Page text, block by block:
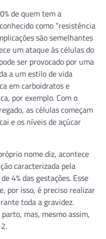
de quem tem a
como “resistência
são semelhantes
um ataque às células do
ser provocado por uma
a um estilo de vida
em carboidratos e
por exemplo. Com o
as células começam
e os níveis de açúcar
nome diz, acontece
caracterizada pela
4% das gestações. Esse
por isso, é preciso realizar
toda a gravidez.
mas, mesmo assim,